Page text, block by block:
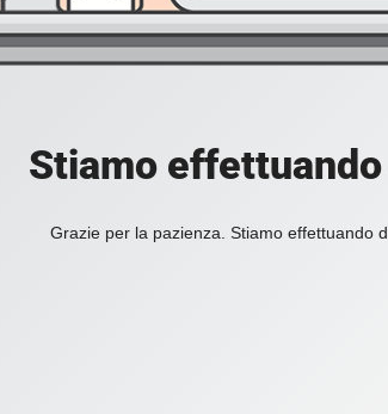
Stiamo
Grazie per la pazienza. Stiamo effettuando